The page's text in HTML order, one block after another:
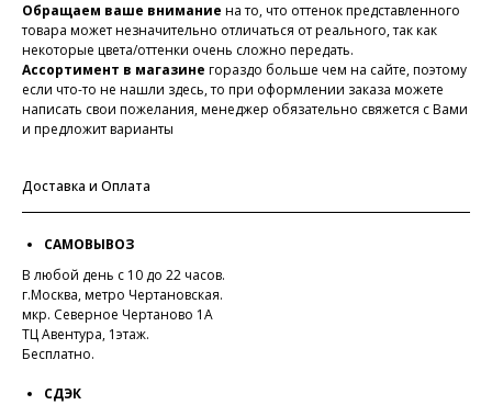
Обращаем ваше внимание на то, что оттенок представленного
товара может незначительно отличаться от реального, так как
некоторые цвета/оттенки очень сложно передать.
Ассортимент в магазине гораздо больше чем на сайте, поэтому
если что-то не нашли здесь, то при оформлении заказа можете
написать свои пожелания, менеджер обязательно свяжется с Вами
и предложит варианты
Доставка и Оплата
САМОВЫВОЗ
В любой день с 10 до 22 часов.
г.Москва, метро Чертановская.
мкр. Северное Чертаново 1А
ТЦ Авентура, 1этаж.
Бесплатно.
СДЭК